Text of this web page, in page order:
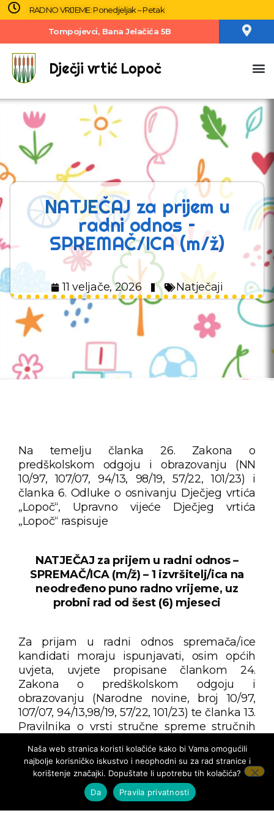
RADNO VRIJEME: Ponedjeljak – Petak
Tompojevci, Bana Jelačića 5B
Dječji vrtić Lopoč
NATJEČAJ za prijem u
radni odnos –
SPREMAČ/ICA (m/ž)
11 veljače, 2026 Natječaji
Na temelju članka 26. Zakona o
predškolskom odgoju i obrazovanju (NN
10/97, 107/07, 94/13, 98/19, 57/22, 101/23) i
članka 6. Odluke o osnivanju Dječjeg vrtića
„Lopoč“, Upravno vijeće Dječjeg vrtića
„Lopoč“ raspisuje
NATJEČAJ za prijem u radni odnos –
SPREMAČ/ICA (m/ž) – 1 izvršitelj/ica na
neodređeno puno radno vrijeme, uz
probni rad od šest (6) mjeseci
Za prijam u radni odnos spremača/ice
kandidati moraju ispunjavati, osim općih
uvjeta, uvjete propisane člankom 24.
Zakona o predškolskom odgoju i
obrazovanju (Narodne novine, broj 10/97,
107/07, 94/13,98/19, 57/22, 101/23) te članka 13.
Pravilnika o vrsti stručne spreme stručnih
ostalih radnika u dječjem vrtiću,
ustanovama te drugim pravnim i fizičkim
osobama koje provode programe ranog i
predškolskog odgoja i obrazovanja
(Narodne novine, broj 145/2024).
Naša web stranica koristi kolačiće kako bi Vama omogućili
najbolje korisničko iskustvo i neophodni su za rad stranice i
korištenje značajki. Dopuštate li upotrebu tih kolačića?
Da
Pravila privatnosti